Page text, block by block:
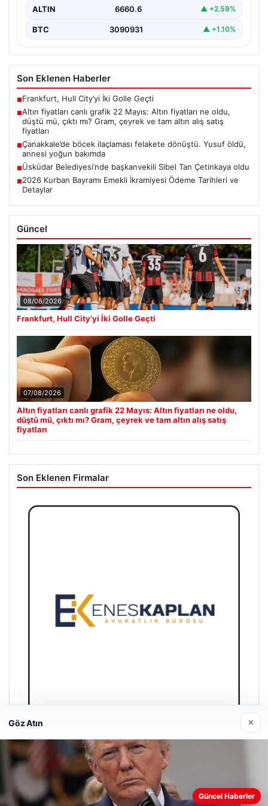
ALTIN 6660.6 ▲ +2.59%
BTC 3090931 ▲ +1.10%
Son Eklenen Haberler
■Frankfurt, Hull City’yi İki Golle Geçti
■Altın fiyatları canlı grafik 22 Mayıs: Altın fiyatları ne oldu,
düştü mü, çıktı mı? Gram, çeyrek ve tam altın alış satış
fiyatları
■Çanakkale’de böcek ilaçlaması felakete dönüştü. Yusuf öldü,
annesi yoğun bakımda
■Üsküdar Belediyesi’nde başkanvekili Sibel Tan Çetinkaya oldu
■2026 Kurban Bayramı Emekli İkramiyesi Ödeme Tarihleri ve
Detaylar
Güncel
08/08/2026
Frankfurt, Hull City’yi İki Golle Geçti
07/08/2026
Altın fiyatları canlı grafik 22 Mayıs: Altın fiyatları ne oldu,
düştü mü, çıktı mı? Gram, çeyrek ve tam altın alış satış
fiyatları
Son Eklenen Firmalar
Enes Kaplan Avukatlık Bürosu
28/04/2026
Göz Atın ×
Güncel Haberler